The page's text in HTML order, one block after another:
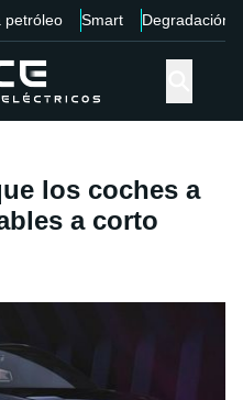
petróleo Smart Degradación
los coches a
a corto